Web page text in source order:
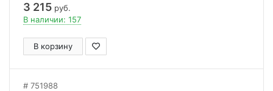
3 215 руб.
В наличии: 157
В корзину
751988